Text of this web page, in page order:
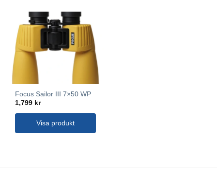
Focus Sailor III 7×50 WP
1,799 kr
Visa produkt